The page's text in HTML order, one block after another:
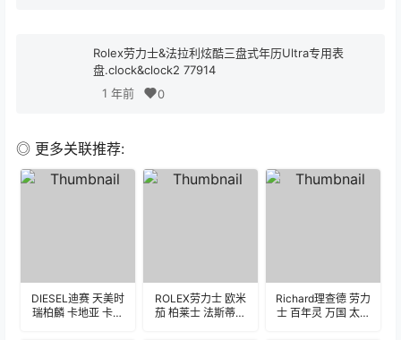
Rolex劳力士&法拉利炫酷三盘式年历Ultra专用表
盘.clock&clock2 77914
1 年前
0
◎ 更多关联推荐:
DIESEL迪赛 天美时
瑞柏麟 卡地亚 卡瑞
ROLEX劳力士 欧米
茄 柏莱士 法斯蒂纳
Richard理查德 劳力
士 百年灵 万国 太空